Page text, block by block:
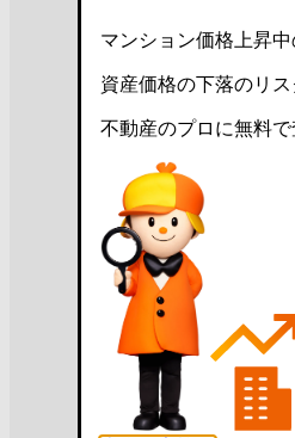
マンション価格上昇中
資産価格の下落のリス
不動産のプロに無料